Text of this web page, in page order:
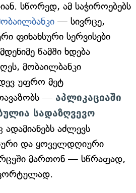
სწორედ, ამ საჭიროებებს
— სივრცე,
ფინანსური სერვისები
წამში ხდება
მობაილბანკი
უფრო მეტ
— აპლიკაციაში
სადაზღვევო
ადამიანებს აძლევს
და ყოველდღიური
მართონ — სწრაფად,